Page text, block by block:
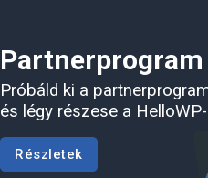
Partnerprogram
Próbáld ki a
és légy részese a
Részletek